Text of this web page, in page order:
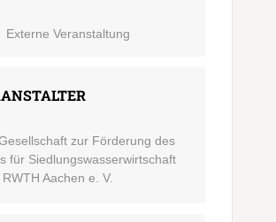
Externe Veranstaltung
zur Förderung des
für Siedlungswasserwirtschaft
Aachen e. V.